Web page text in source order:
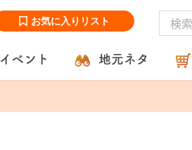
お気に入りリスト
イベント 地元ネタ